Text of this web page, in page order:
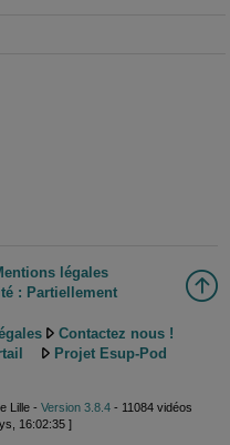
légales
: Partiellement
Contactez nous !
Projet Esup-Pod
Lille - Version 3.8.4- 11084 vidéos
16:02:35 ]